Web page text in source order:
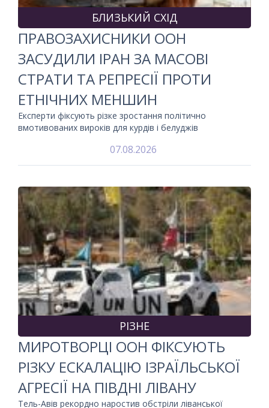
БЛИЗЬКИЙ СХІД
ПРАВОЗАХИСНИКИ ООН
ЗАСУДИЛИ ІРАН ЗА МАСОВІ
СТРАТИ ТА РЕПРЕСІЇ ПРОТИ
ЕТНІЧНИХ МЕНШИН
Експерти фіксують різке зростання політично
вмотивованих вироків для курдів і белуджів
07.08.2026
РІЗНЕ
МИРОТВОРЦІ ООН ФІКСУЮТЬ
РІЗКУ ЕСКАЛАЦІЮ ІЗРАЇЛЬСЬКОЇ
АГРЕСІЇ НА ПІВДНІ ЛІВАНУ
Тель-Авів рекордно наростив обстріли ліванської